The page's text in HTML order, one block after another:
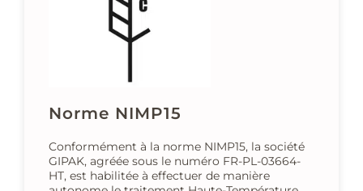
Norme NIMP15
Conformément à la norme NIMP15, la société
GIPAK, agréée sous le numéro FR-PL-03664-
HT, est habilitée à effectuer de manière